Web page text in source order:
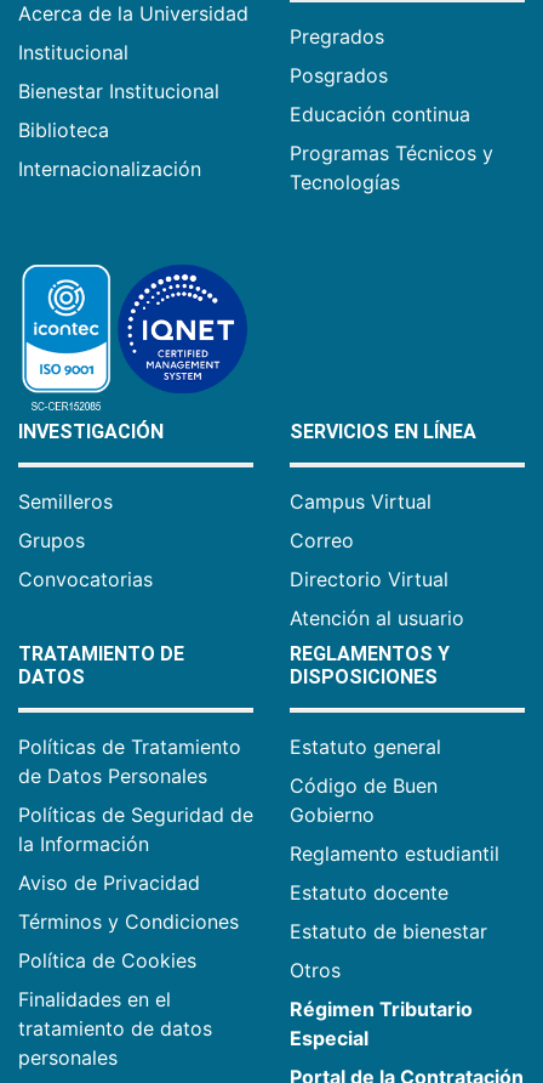
Acerca de la Universidad
Institucional
Bienestar Institucional
Biblioteca
Internacionalización
Pregrados
Posgrados
Educación continua
Programas Técnicos y
Tecnologías
INVESTIGACIÓN
Semilleros
Grupos
Convocatorias
SERVICIOS EN LÍNEA
Campus Virtual
Correo
Directorio Virtual
Atención al usuario
TRATAMIENTO DE
DATOS
Políticas de Tratamiento
de Datos Personales
Políticas de Seguridad de
la Información
Aviso de Privacidad
Términos y Condiciones
Política de Cookies
Finalidades en el
tratamiento de datos
personales
REGLAMENTOS Y
DISPOSICIONES
Estatuto general
Código de Buen
Gobierno
Reglamento estudiantil
Estatuto docente
Estatuto de bienestar
Otros
Régimen Tributario
Especial
Portal de la Contratación